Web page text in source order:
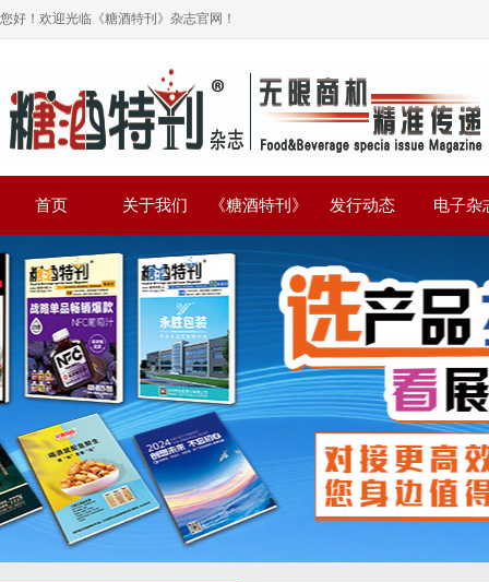
您好！欢迎光临《糖酒特刊》杂志官网！
首页 关于我们 《糖酒特刊》 发行动态 电子杂